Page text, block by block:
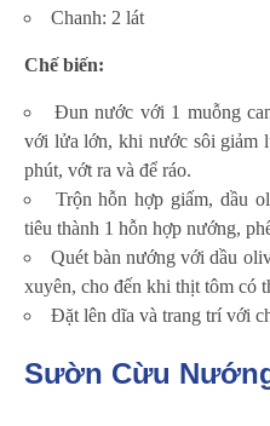
Chanh: 2 lát
Chế biến:
Đun nước với 1 muỗng
với lửa lớn, khi nước sôi giảm
phút, vớt ra và để ráo.
Trộn hỗn hợp giấm, dầu
tiêu thành 1 hỗn hợp nướng,
Quét bàn nướng với dầu
xuyên, cho đến khi thịt tôm có
Đặt lên dĩa và trang trí với
Sườn Cừu